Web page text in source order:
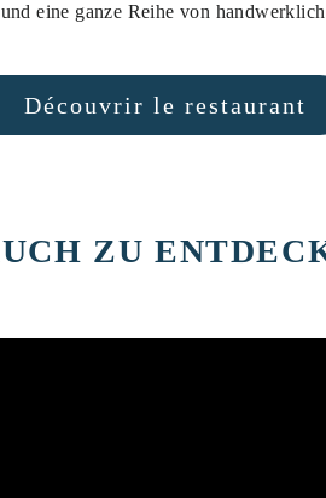
und eine ganze Reihe von
Découvrir le restaurant
ZU